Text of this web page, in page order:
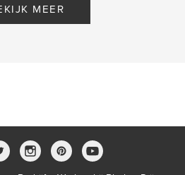
MEER